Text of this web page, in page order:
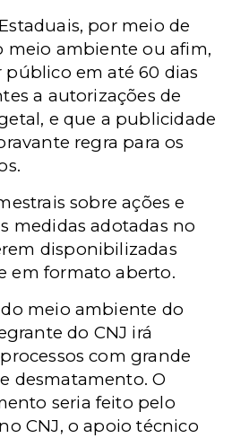
por meio de
meio ambiente ou afim,
em até 60 dias
a autorizações de
e que a publicidade
regra para os
sobre ações e
medidas adotadas no
disponibilizadas
em formato aberto.
meio ambiente do
do CNJ irá
com grande
desmatamento. O
seria feito pelo
CNJ, o apoio técnico